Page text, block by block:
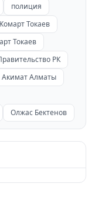
полиция
Токаев
Токаев
РК
Акимат Алматы
Олжас Бектенов